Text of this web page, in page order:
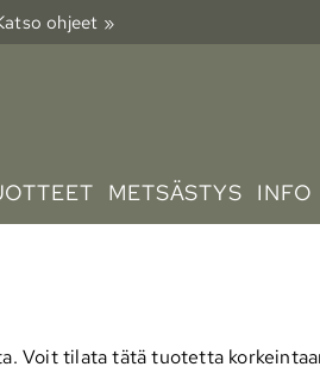
ohjeet »
METSÄSTYS INFO
Voit tilata tätä tuotetta